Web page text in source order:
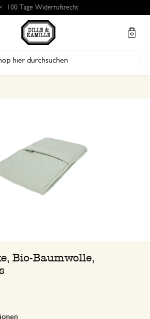
100 Tage Widerrufsrecht
Bio-Baumwolle,